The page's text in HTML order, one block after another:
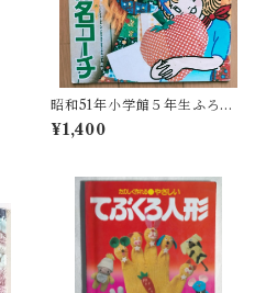
昭和51年小学館５年生ふろ
く：手芸工作名コーチ
¥1,400